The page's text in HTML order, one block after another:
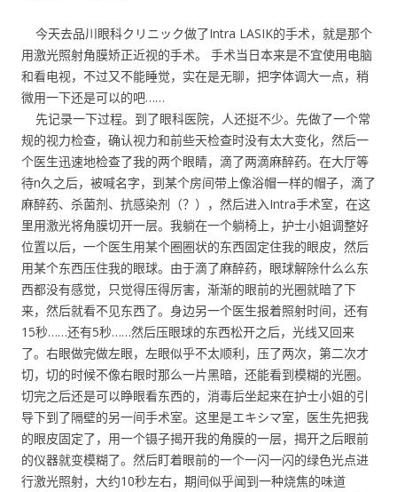
今天去品川眼科クリニック做了Intra LASIK的手术，就是那个
用激光照射角膜矫正近视的手术。 手术当日本来是不宜使用电脑
和看电视，不过又不能睡觉，实在是无聊，把字体调大一点，稍
微用一下还是可以的吧……
先记录一下过程。到了眼科医院，人还挺不少。先做了一个常
规的视力检查，确认视力和前些天检查时没有太大变化，然后一
个医生迅速地检查了我的两个眼睛，滴了两滴麻醉药。在大厅等
待n久之后，被喊名字，到某个房间带上像浴帽一样的帽子，滴了
麻醉药、杀菌剂、抗感染剂（？），然后进入Intra手术室，在这
里用激光将角膜切开一层。我躺在一个躺椅上，护士小姐调整好
位置以后，一个医生用某个圈圈状的东西固定住我的眼皮，然后
用某个东西压住我的眼球。由于滴了麻醉药，眼球解除什么么东
西都没有感觉，只觉得压得厉害，渐渐的眼前的光圈就暗了下
来，然后就看不见东西了。身边另一个医生报着照射时间，还有
15秒……还有5秒……然后压眼球的东西松开之后，光线又回来
了。右眼做完做左眼，左眼似乎不太顺利，压了两次，第二次才
切，切的时候不像右眼时那么一片黑暗，还能看到模糊的光圈。
切完之后还是可以睁眼看东西的，消毒后坐起来在护士小姐的引
导下到了隔壁的另一间手术室。这里是エキシマ室，医生先把我
的眼皮固定了，用一个镊子揭开我的角膜的一层，揭开之后眼前
的仪器就变模糊了。然后盯着眼前的一个一闪一闪的绿色光点进
行激光照射，大约10秒左右，期间似乎闻到一种烧焦的味道